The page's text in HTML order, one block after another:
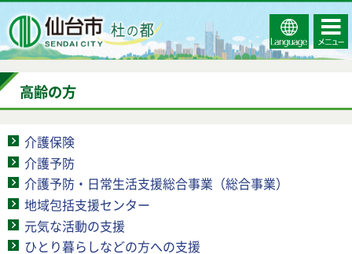
Select
Language
コンテ
ンツメ
ニュー
高齢の方
介護保険
介護予防
介護予防・日常生活支援総合事業（総合事業）
地域包括支援センター
元気な活動の支援
ひとり暮らしなどの方への支援